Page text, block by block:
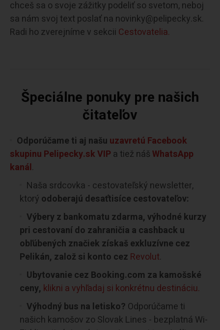
chceš sa o svoje zážitky podeliť so svetom, neboj
sa nám svoj text poslať na novinky@pelipecky.sk.
Radi ho zverejníme v sekcii Cestovatelia.
Špeciálne ponuky pre našich
čitateľov
Odporúčame ti aj našu uzavretú Facebook
skupinu Pelipecky.sk VIP a tiež nášWhatsApp
kanál.
Naša srdcovka - cestovateľský newsletter,
ktorý odoberajú desaťtisíce cestovateľov:
Výbery z bankomatu zdarma, výhodné kurzy
pri cestovaní do zahraničia a cashback u
obľúbených značiek získaš exkluzívne cez
Pelikán, založ si konto cez Revolut.
Ubytovanie cez Booking.com za kamošské
ceny, klikni a vyhľadaj si konkrétnu destináciu.
Výhodný bus na letisko? Odporúčame ti
našich kamošov zo Slovak Lines - bezplatná Wi-